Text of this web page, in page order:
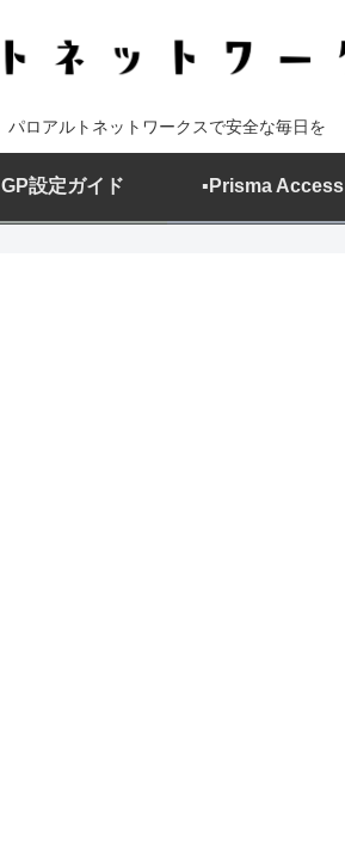
パロアルトネットワークスで安全な毎日を
GP設定ガイド ▪️Prisma Access